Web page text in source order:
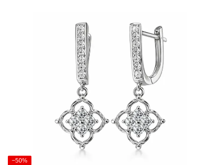
−50%